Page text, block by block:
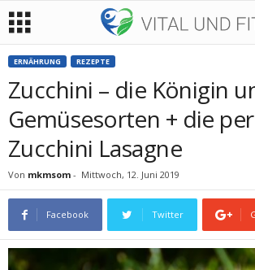
ERNÄHRUNG REZEPTE
Zucchini – die Königin
Gemüsesorten + die
Zucchini Lasagne
Von mkmsom - Mittwoch, 12. Juni 2019
Facebook Twitter